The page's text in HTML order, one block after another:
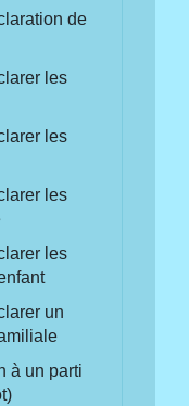
de
les
les
les
les
un
à un parti